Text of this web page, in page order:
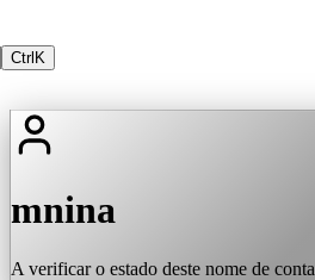
Ctrl K
mnina
A verificar o estado deste nome de conta